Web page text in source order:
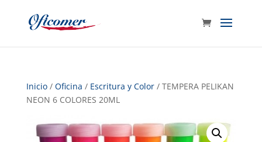
Inicio/ Oficina / Escritura y Color/ TEMPERA PELIKAN
NEON 6 COLORES 20ML